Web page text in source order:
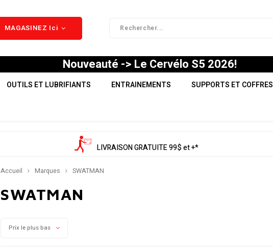
MAGASINEZ Ici
Nouveauté -> Le Cervélo S5 2026!
OUTILS ET LUBRIFIANTS ENTRAINEMENTS SUPPORTS ET COFFRES
LIVRAISON GRATUITE 99$ et +*
Accueil Marques SWATMAN
SWATMAN
Prix le plus bas